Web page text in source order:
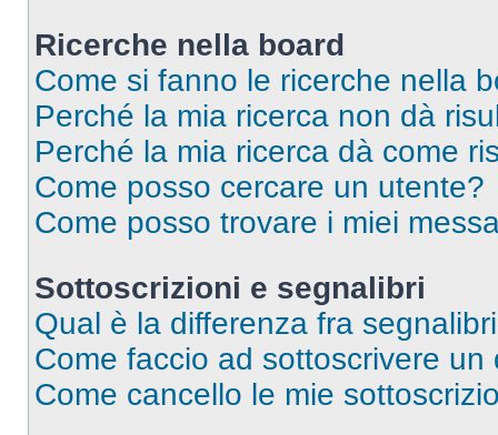
Ricerche nella board
Come si fanno le ricerche nella
Perché la mia ricerca non dà
Perché la mia ricerca dà come
Come posso cercare un utente?
Come posso trovare i miei
Sottoscrizioni e segnalibri
Qual è la differenza fra
Come faccio ad sottoscrivere
Come cancello le mie